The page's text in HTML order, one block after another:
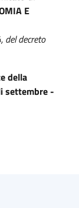
E
del decreto
della
settembre -